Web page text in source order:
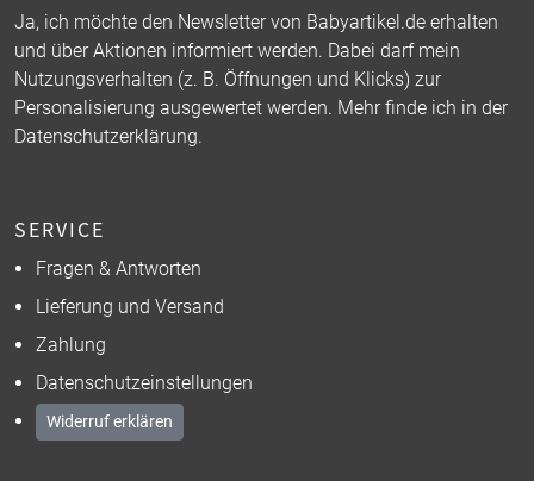
Ja, ich möchte den Newsletter von Babyartikel.de erhalten
und über Aktionen informiert werden. Dabei darf mein
Nutzungsverhalten (z. B. Öffnungen und Klicks) zur
Personalisierung ausgewertet werden. Mehr finde ich in der
Datenschutzerklärung.
SERVICE
Fragen & Antworten
Lieferung und Versand
Zahlung
Datenschutzeinstellungen
Widerruf erklären